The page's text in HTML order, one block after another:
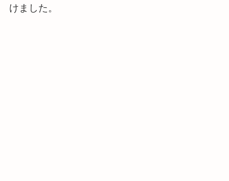
けました。